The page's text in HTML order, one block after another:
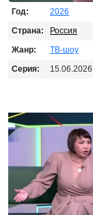
Год:
2026
Страна:
Россия
Жанр:
ТВ-шоу
Серия:
15.06.2026